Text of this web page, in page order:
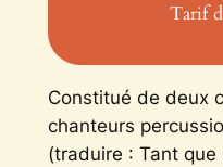
Tarif
Constitué de deux
chanteurs
(traduire : Tant